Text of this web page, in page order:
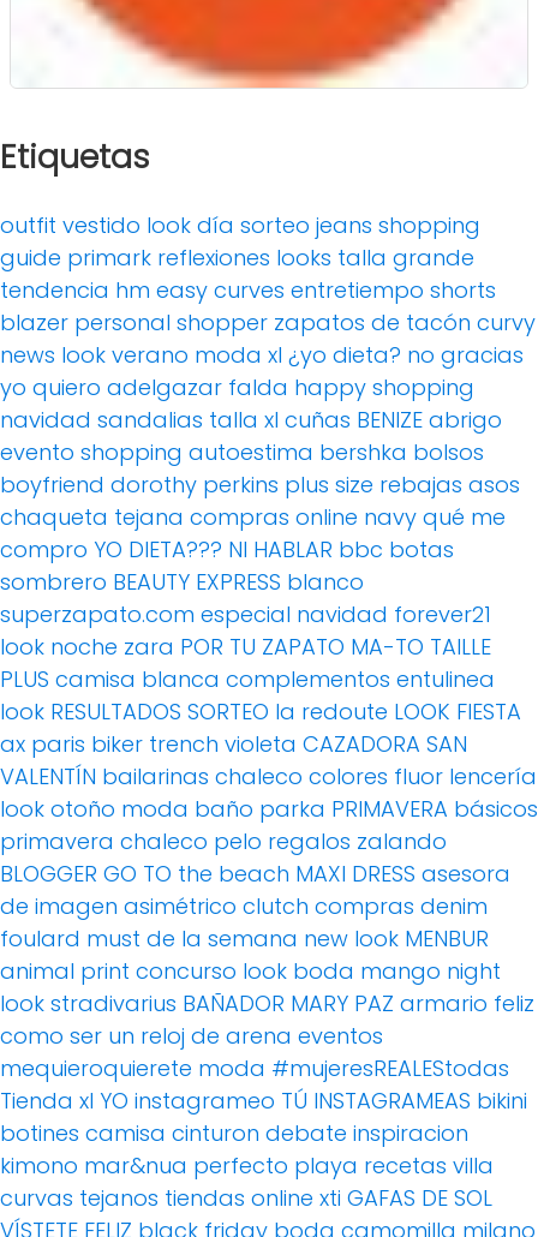
Etiquetas
outfit vestido look día sorteo jeans shopping
guide primark reflexiones looks talla grande
tendencia hm easy curves entretiempo shorts
blazer personal shopper zapatos de tacón curvy
news look verano moda xl ¿yo dieta? no gracias
yo quiero adelgazar falda happy shopping
navidad sandalias talla xl cuñas BENIZE abrigo
evento shopping autoestima bershka bolsos
boyfriend dorothy perkins plus size rebajas asos
chaqueta tejana compras online navy qué me
compro YO DIETA??? NI HABLAR bbc botas
sombrero BEAUTY EXPRESS blanco
superzapato.com especial navidad forever21
look noche zara POR TU ZAPATO MA-TO TAILLE
PLUS camisa blanca complementos entulinea
look RESULTADOS SORTEO la redoute LOOK FIESTA
ax paris biker trench violeta CAZADORA SAN
VALENTÍN bailarinas chaleco colores fluor lencería
look otoño moda baño parka PRIMAVERA básicos
primavera chaleco pelo regalos zalando
BLOGGER GO TO the beach MAXI DRESS asesora
de imagen asimétrico clutch compras denim
foulard must de la semana new look MENBUR
animal print concurso look boda mango night
look stradivarius BAÑADOR MARY PAZ armario feliz
como ser un reloj de arena eventos
mequieroquierete moda #mujeresREALEStodas
Tienda xl YO instagrameo TÚ INSTAGRAMEAS bikini
botines camisa cinturon debate inspiracion
kimono mar&nua perfecto playa recetas villa
curvas tejanos tiendas online xti GAFAS DE SOL
VÍSTETE FELIZ black friday boda camomilla milano